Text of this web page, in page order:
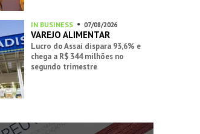
IN BUSINESS 07/08/2026
VAREJO ALIMENTAR
Lucro do Assaí dispara 93,6% e
chega a R$ 344 milhões no
segundo trimestre